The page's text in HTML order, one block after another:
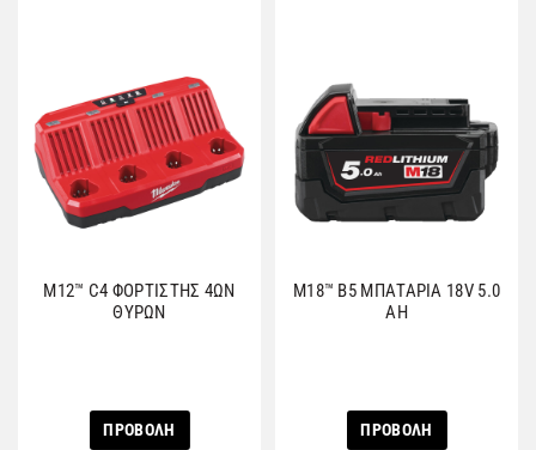
M12™ C4 ΦΟΡΤΙΣΤΗΣ 4ΩΝ
ΘΥΡΩΝ
ΠΡΟΒΟΛΗ
M18™ B5 ΜΠΑΤΑΡΙΑ 18V 5.0
AH
ΠΡΟΒΟΛΗ